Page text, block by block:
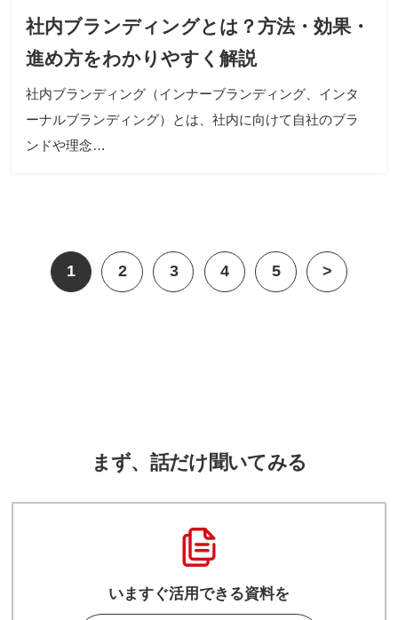
社内ブランディングとは？方法・効果・
進め方をわかりやすく解説
社内ブランディング（インナーブランディング、インタ
ーナルブランディング）とは、社内に向けて自社のブラ
ンドや理念…
1 2 3 4 5 >
まず、話だけ聞いてみる
いますぐ活用できる資料を